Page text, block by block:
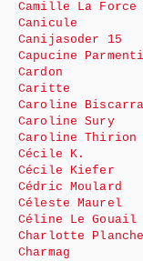
Camille La Force
Canicule
Canijasoder 15
Capucine
Cardon
Caritte
Caroline
Caroline Sury
Caroline Thirion
Cécile K.
Cécile Kiefer
Cédric Moulard
Céleste Maurel
Céline Le Gouail
Charlotte Planche
Charmag